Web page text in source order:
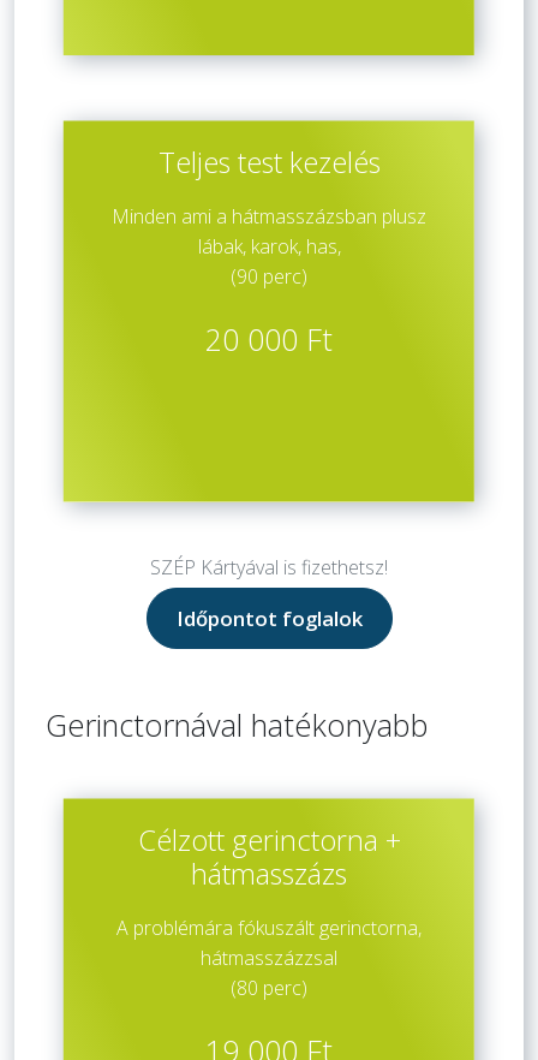
Teljes test kezelés
Minden ami a hátmasszázsban plusz
lábak, karok, has,
(90 perc)
20 000 Ft
SZÉP Kártyával is fizethetsz!
Időpontot foglalok
Gerinctornával hatékonyabb
Célzott gerinctorna +
hátmasszázs
A problémára fókuszált gerinctorna,
hátmasszázzsal
(80 perc)
19 000 Ft